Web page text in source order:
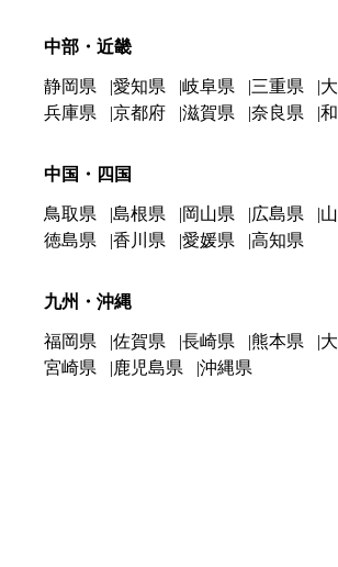
中部・近畿
静岡県 愛知県 岐阜県 三重県
兵庫県
京都府 滋賀県 奈良県
中国・四国
鳥取県 島根県 岡山県 広島県
徳島県
香川県 愛媛県 高知県
九州・沖縄
福岡県 佐賀県 長崎県 熊本県
宮崎県
鹿児島県 沖縄県